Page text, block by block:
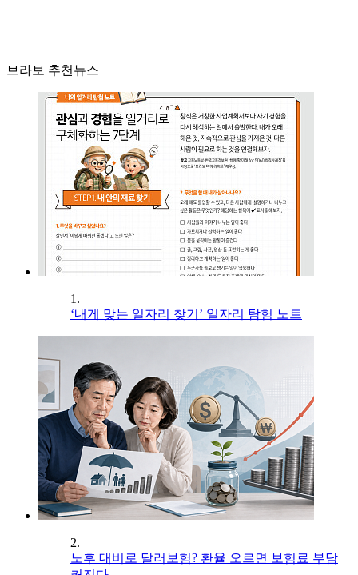
브라보 추천뉴스
1.
‘내게 맞는 일자리 찾기’ 일자리 탐험 노트
2.
노후 대비로 달러보험? 환율 오르면 보험료 부담